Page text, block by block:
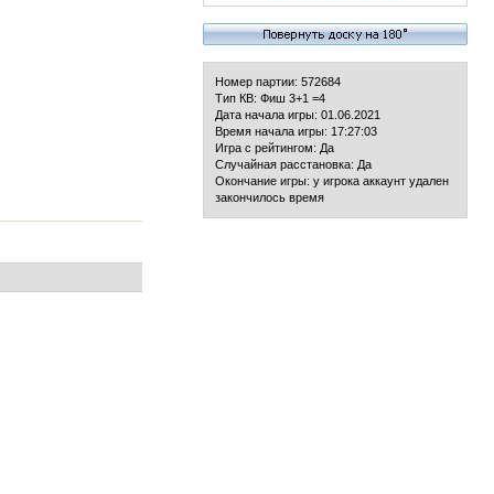
Номер партии: 572684
Тип КВ: Фиш 3+1 =4
Дата начала игры: 01.06.2021
Время начала игры: 17:27:03
Игра с рейтингом: Да
Случайная расстановка: Да
Окончание игры: у игрока аккаунт удален
закончилось время